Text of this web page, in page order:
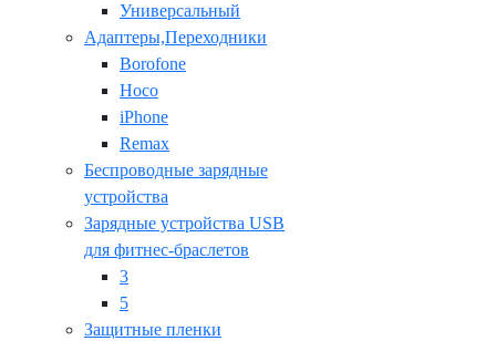
Универсальный
Адаптеры,Переходники
Borofone
Hoco
iPhone
Remax
Беспроводные зарядные
устройства
Зарядные устройства USB
для фитнес-браслетов
3
5
Защитные пленки